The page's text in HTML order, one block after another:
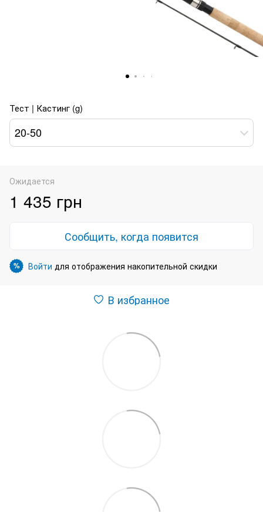
Тест | Кастинг (g)
20-50
Ожидается
1 435 грн
Сообщить, когда появится
% Войти для отображения накопительной скидки
В избранное